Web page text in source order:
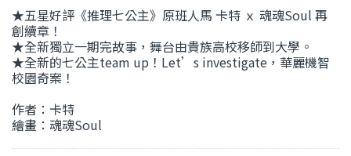
★五星好評《推理七公主》原班人馬 卡特 ｘ 魂魂Soul 再
創續章！
★全新獨立一期完故事，舞台由貴族高校移師到大學。
★全新的七公主team up！Let’s investigate，華麗機智
校園奇案！
作者：卡特
繪畫：魂魂Soul